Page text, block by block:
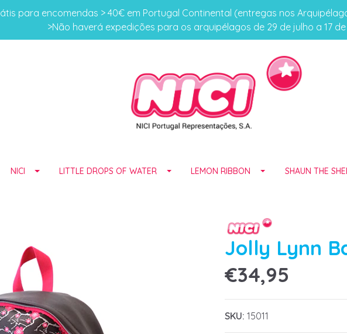
para encomendas > 40€ em Portugal Continental (entregas nos
>Não haverá expedições para os arquipélagos de 29 de julho a 17
NICI LITTLE DROPS OF WATER LEMON RIBBON SHAUN THE
Jolly Lynn
€34,95
SKU: 15011